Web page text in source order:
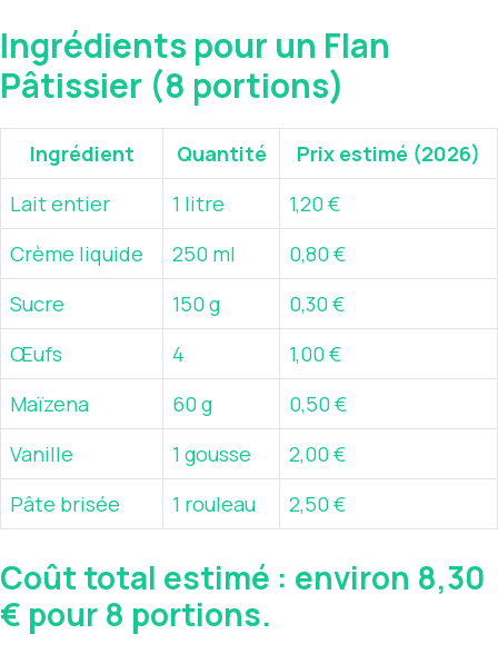
Ingrédients pour un Flan
Pâtissier (8 portions)
Ingrédient Quantité
Prix estimé (2026)
Lait entier
1 litre
1,20 €
Crème liquide
250 ml
0,80 €
Sucre
150 g
0,30 €
Œufs
4
1,00 €
Maïzena
60 g
0,50 €
Vanille
1 gousse
2,00 €
Pâte brisée
1 rouleau 2,50 €
Coût total estimé : environ 8,30
€ pour 8 portions.